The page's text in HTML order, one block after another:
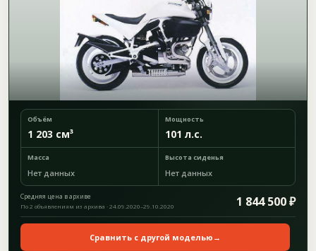
Объём
1 203 см³
Мощность
101 л.с.
Масса
Нет данных
Высота сиденья
Нет данных
Средняя цена в архиве 1 844 500 ₽
По 2 объявлениям из архива · 24.09.2020–29.10.2020
Сравнить с другой моделью →